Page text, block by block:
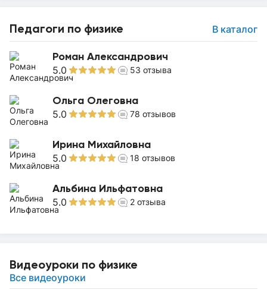
Педагоги по физике В каталог
Роман Александрович
5.0 53 отзыва
Ольга Олеговна
5.0 78 отзывов
Ирина Михайловна
5.0 18 отзывов
Альбина Ильфатовна
5.0 2 отзыва
Видеоуроки по физике
Все видеоуроки